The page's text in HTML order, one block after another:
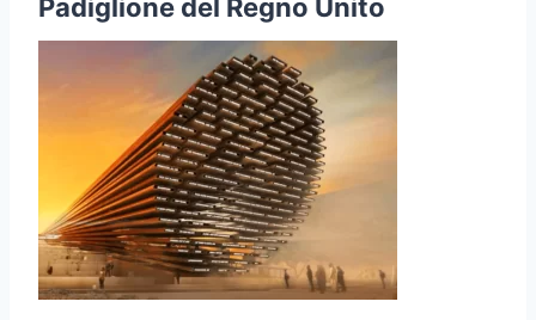
Padiglione del Regno Unito